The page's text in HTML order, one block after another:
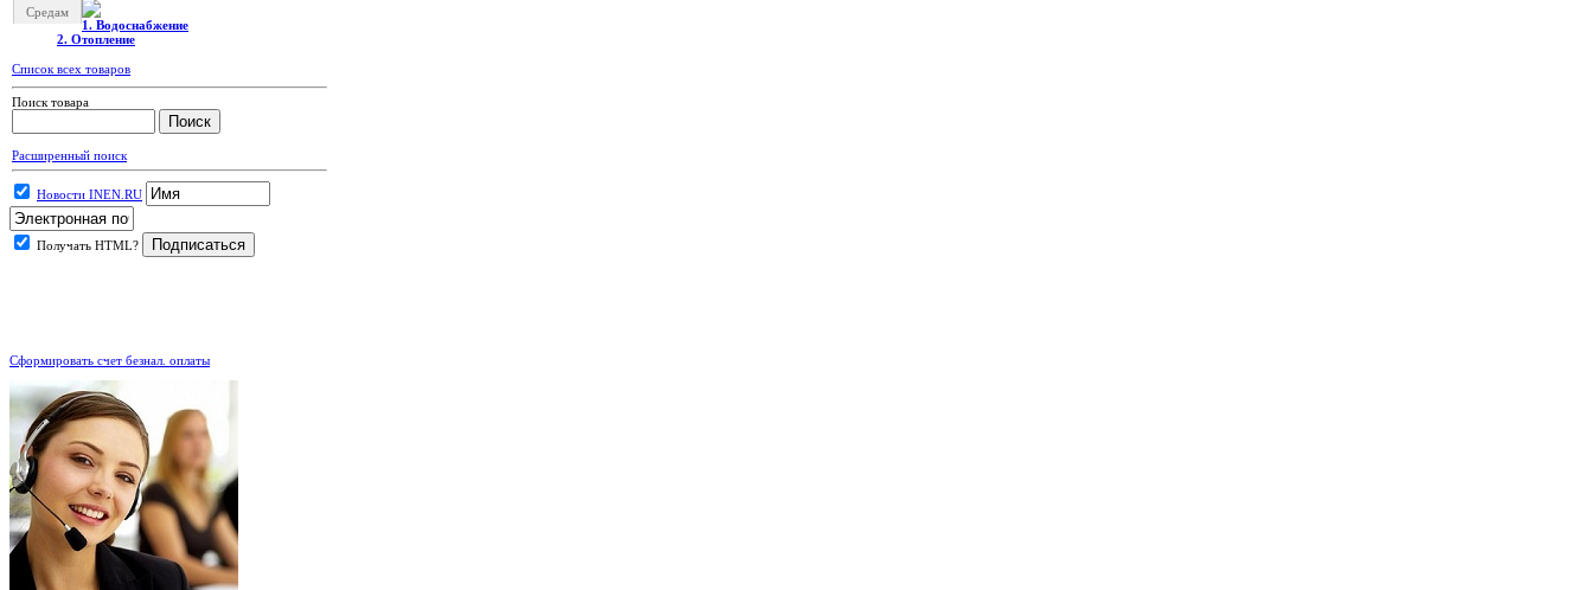
Средам
1. Водоснабжение
2. Отопление
Список всех товаров
Поиск товара
Расширенный поиск
Новости INEN.RU
Получать HTML?
Сформировать счет безнал. оплаты